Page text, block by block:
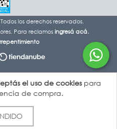
el uso de cookiespara
de compra.
los derechos reservados.
Para reclamosingresá acá.